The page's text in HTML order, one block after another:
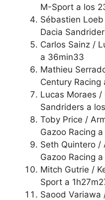
M-Sport a los
Sébastien
Dacia
Carlos Sainz /
a 36min33
Mathieu
Century Racing
Lucas Moraes /
Sandriders a
Toby Price /
Gazoo Racing
Seth Quintero /
Gazoo Racing a
Mitch Gutrie /
Sport a
Saood Variawa